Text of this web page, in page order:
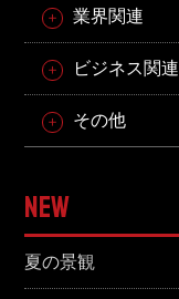
業界関連
ビジネス関連
その他
NEW
夏の景観